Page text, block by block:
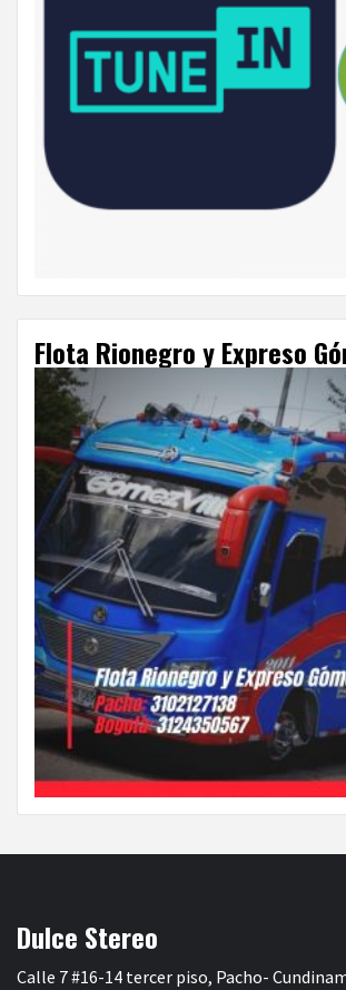
Flota Rionegro y Expreso
Dulce Stereo
Calle 7 #16-14 tercer piso, Pacho-